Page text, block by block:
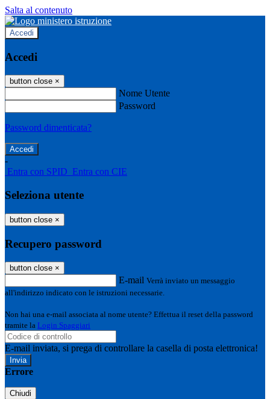
Salta al contenuto
Accedi
Accedi
button close ×
Nome Utente
Password
Password dimenticata?
-
Entra con SPID Entra con CIE
Seleziona utente
button close ×
Recupero password
button close ×
E-mail Verrà inviato un messaggio
all'indirizzo indicato con le istruzioni necessarie.
Non hai una e-mail associata al nome utente? Effettua il reset della password
tramite la Login Spaggiari
E-mail inviata, si prega di controllare la casella di posta elettronica!
Errore
Chiudi